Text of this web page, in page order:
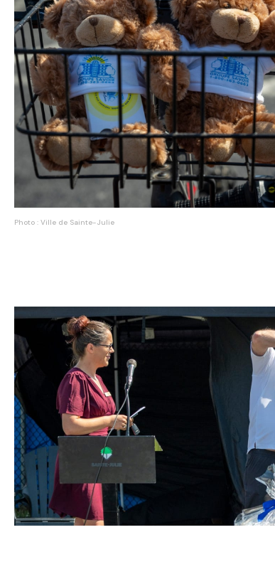
Photo : Ville de Sainte-Julie